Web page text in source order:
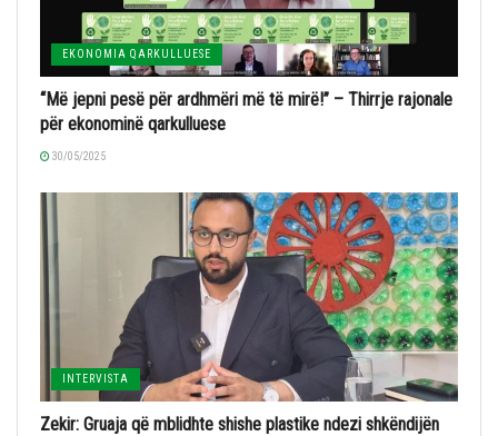
EKONOMIA QARKULLUESE
“Më jepni pesë për ardhmëri më të mirë!” – Thirrje rajonale
për ekonominë qarkulluese
30/05/2025
INTERVISTA
Zekir: Gruaja që mblidhte shishe plastike ndezi shkëndijën